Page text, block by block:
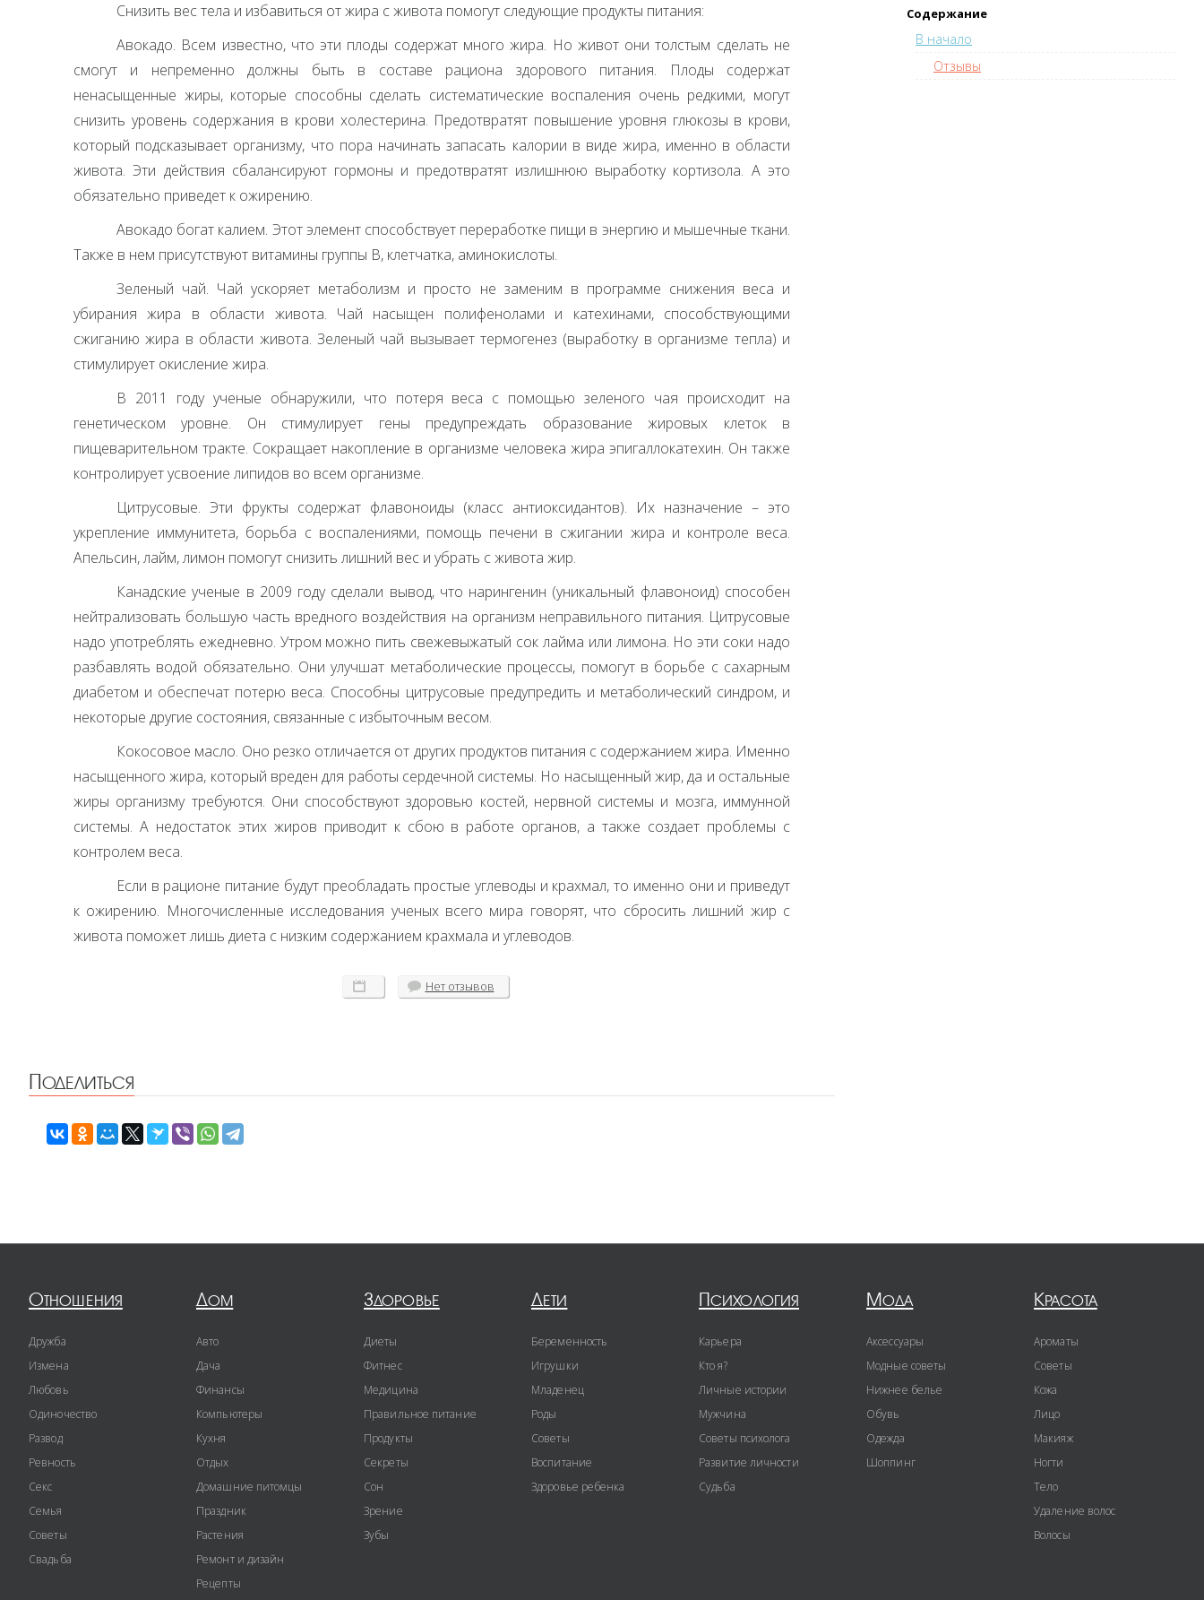
Снизить вес тела и избавиться от жира с живота помогут следующие продукты питания:
Авокадо. Всем известно, что эти плоды содержат много жира. Но живот они толстым сделать не
смогут и непременно должны быть в составе рациона здорового питания. Плоды содержат
ненасыщенные жиры, которые способны сделать систематические воспаления очень редкими, могут
снизить уровень содержания в крови холестерина. Предотвратят повышение уровня глюкозы в крови,
который подсказывает организму, что пора начинать запасать калории в виде жира, именно в области
живота. Эти действия сбалансируют гормоны и предотвратят излишнюю выработку кортизола. А это
обязательно приведет к ожирению.
Авокадо богат калием. Этот элемент способствует переработке пищи в энергию и мышечные ткани.
Также в нем присутствуют витамины группы В, клетчатка, аминокислоты.
Зеленый чай. Чай ускоряет метаболизм и просто не заменим в программе снижения веса и
убирания жира в области живота. Чай насыщен полифенолами и катехинами, способствующими
сжиганию жира в области живота. Зеленый чай вызывает термогенез (выработку в организме тепла) и
стимулирует окисление жира.
В 2011 году ученые обнаружили, что потеря веса с помощью зеленого чая происходит на
генетическом уровне. Он стимулирует гены предупреждать образование жировых клеток в
пищеварительном тракте. Сокращает накопление в организме человека жира эпигаллокатехин. Он также
контролирует усвоение липидов во всем организме.
Цитрусовые. Эти фрукты содержат флавоноиды (класс антиоксидантов). Их назначение – это
укрепление иммунитета, борьба с воспалениями, помощь печени в сжигании жира и контроле веса.
Апельсин, лайм, лимон помогут снизить лишний вес и убрать с живота жир.
Канадские ученые в 2009 году сделали вывод, что нарингенин (уникальный флавоноид) способен
нейтрализовать большую часть вредного воздействия на организм неправильного питания. Цитрусовые
надо употреблять ежедневно. Утром можно пить свежевыжатый сок лайма или лимона. Но эти соки надо
разбавлять водой обязательно. Они улучшат метаболические процессы, помогут в борьбе с сахарным
диабетом и обеспечат потерю веса. Способны цитрусовые предупредить и метаболический синдром, и
некоторые другие состояния, связанные с избыточным весом.
Кокосовое масло. Оно резко отличается от других продуктов питания с содержанием жира. Именно
насыщенного жира, который вреден для работы сердечной системы. Но насыщенный жир, да и остальные
жиры организму требуются. Они способствуют здоровью костей, нервной системы и мозга, иммунной
системы. А недостаток этих жиров приводит к сбою в работе органов, а также создает проблемы с
контролем веса.
Если в рационе питание будут преобладать простые углеводы и крахмал, то именно они и приведут
к ожирению. Многочисленные исследования ученых всего мира говорят, что сбросить лишний жир с
живота поможет лишь диета с низким содержанием крахмала и углеводов.
Нетотзывов
Поделиться
Содержание
В начало
Отзывы
Отношения
Дружба
Измена
Любовь
Одиночество
Развод
Ревность
Секс
Семья
Советы
Свадьба
Дом
Авто
Дача
Финансы
Компьютеры
Кухня
Отдых
Домашние питомцы
Праздник
Растения
Ремонт и дизайн
Рецепты
Здоровье
Диеты
Фитнес
Медицина
Правильное питание
Продукты
Секреты
Сон
Зрение
Зубы
Дети
Беременность
Игрушки
Младенец
Роды
Советы
Воспитание
Здоровье ребенка
Психология
Карьера
Кто я?
Личные истории
Мужчина
Советы психолога
Развитие личности
Судьба
Мода
Аксессуары
Модные советы
Нижнее белье
Обувь
Одежда
Шоппинг
Красота
Ароматы
Советы
Кожа
Лицо
Макияж
Ногти
Тело
Удаление волос
Волосы